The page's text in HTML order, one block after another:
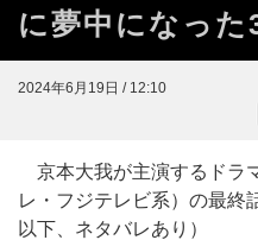
に夢中になった
2024年6月19日 / 12:10
京本大我が主演するドラ
レ・フジテレビ系）の最終
以下、ネタバレあり）